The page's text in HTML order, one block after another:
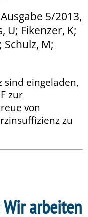
5/2013,
U; Fikenzer, K;
Schulz, M;
sind eingeladen,
zur
von
zu
arbeiten